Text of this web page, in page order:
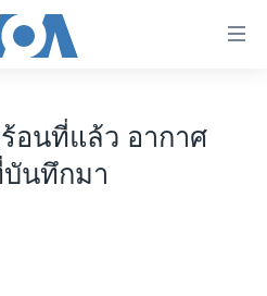
อนที่แล้ว อากาศ
บันทึกมา